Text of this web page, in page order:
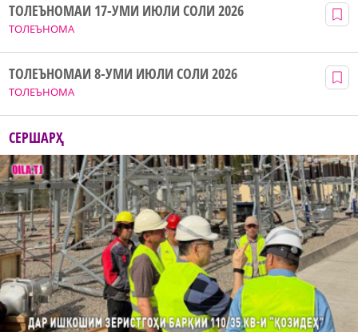
ТОЛЕЪНОМА
ТОЛЕЪНОМАИ 17-УМИ ИЮЛИ СОЛИ 2026
ТОЛЕЪНОМА
ТОЛЕЪНОМАИ 8-УМИ ИЮЛИ СОЛИ 2026
СЕРШАРҲ